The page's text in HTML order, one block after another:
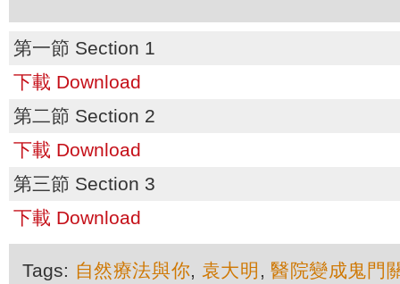
第一節 Section 1
下載 Download
第二節 Section 2
下載 Download
第三節 Section 3
下載 Download
Tags: 自然療法與你, 袁大明 ,醫院變成鬼門